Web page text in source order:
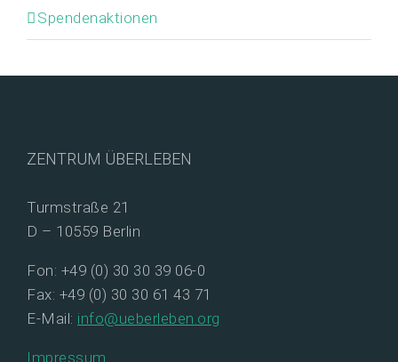
Spendenaktionen
ZENTRUM ÜBERLEBEN
Turmstraße 21
D – 10559 Berlin
Fon: +49 (0) 30 30 39 06-0
Fax: +49 (0) 30 30 61 43 71
E-Mail: info@ueberleben.org
Impressum